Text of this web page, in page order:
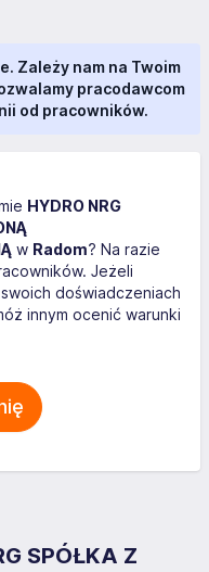
Zależy nam na Twoim
pracodawcom
od pracowników.
HYDRO NRG
w Radom? Na razie
Jeżeli
doświadczeniach
innym ocenić warunki
SPÓŁKA Z